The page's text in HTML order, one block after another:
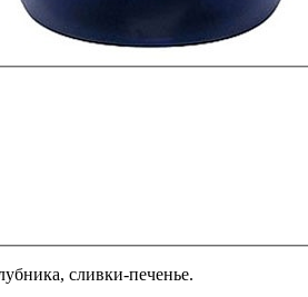
сливки-печенье.